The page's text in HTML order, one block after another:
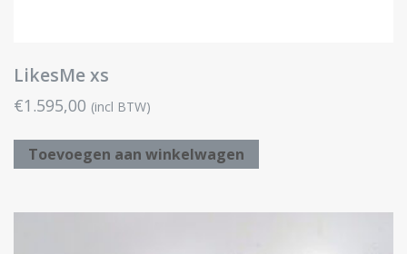
LikesMe xs
€1.595,00 (incl BTW)
Toevoegen aan winkelwagen